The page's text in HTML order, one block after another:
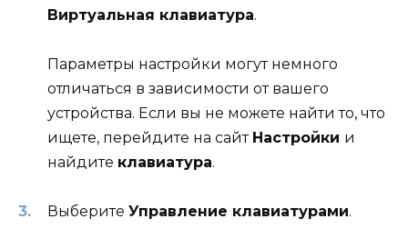
Виртуальная клавиатура.
Параметры настройки могут немного
отличаться в зависимости от вашего
устройства. Если вы не можете найти то, что
ищете, перейдите на сайт Настройки и
найдите клавиатура.
Выберите Управление клавиатурами.